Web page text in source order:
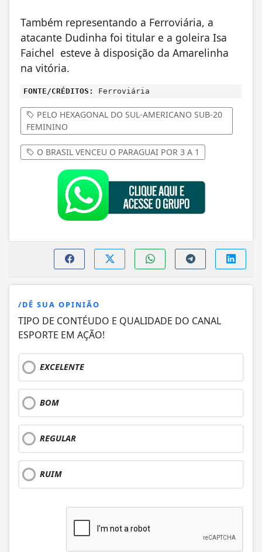
Também representando a Ferroviária, a
atacante Dudinha foi titular e a goleira Isa
Faichel esteve à disposição da Amarelinha
na vitória.
FONTE/CRÉDITOS: Ferroviária
PELO HEXAGONAL DO SUL-AMERICANO SUB-20
FEMININO
O BRASIL VENCEU O PARAGUAI POR 3 A 1
/DÊ SUA OPINIÃO
TIPO DE CONTÉUDO E QUALIDADE DO CANAL
ESPORTE EM AÇÃO!
EXCELENTE
BOM
REGULAR
RUIM